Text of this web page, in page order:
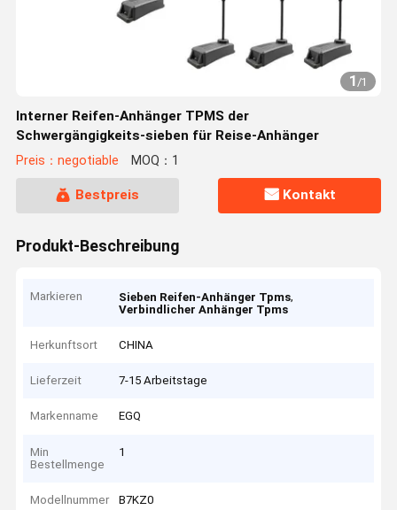
1/1
Interner Reifen-Anhänger TPMS der
Schwergängigkeits-sieben für Reise-Anhänger
Preis：negotiable MOQ：1
Bestpreis Kontakt
Produkt-Beschreibung
Markieren Sieben Reifen-Anhänger Tpms,
Verbindlicher Anhänger Tpms
Herkunftsort CHINA
Lieferzeit 7-15 Arbeitstage
Markenname EGQ
Min
Bestellmenge
1
Modellnummer B7KZ0